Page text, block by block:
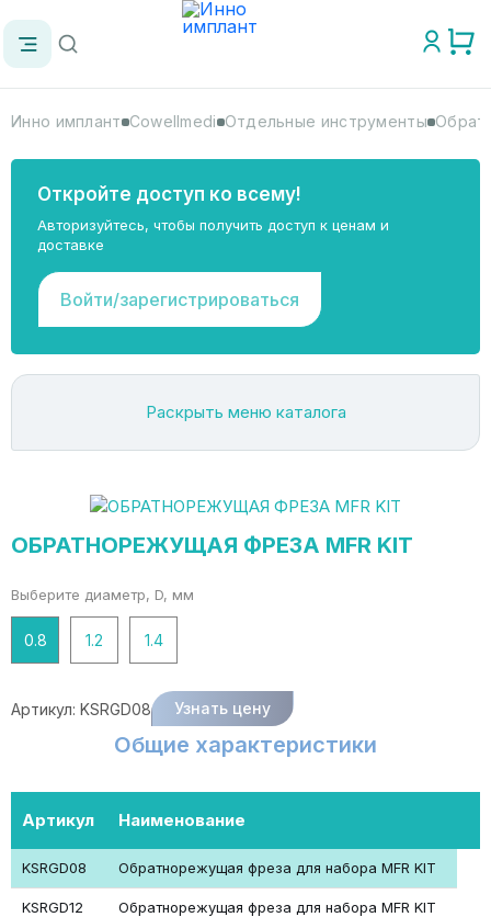
Инно имплант Cowellmedi Отдельные инструменты
Откройте доступ ко всему!
Авторизуйтесь, чтобы получить доступ к ценам и
доставке
Войти/зарегистрироваться
Раскрыть меню каталога
ОБРАТНОРЕЖУЩАЯ ФРЕЗА MFR KIT
Выберите диаметр, D, мм
0.8 1.2 1.4
Артикул: KSRGD08 Узнать цену
Общие характеристики
Артикул Наименование
KSRGD08 Обратнорежущая фреза для набора MFR KIT
KSRGD12 Обратнорежущая фреза для набора MFR KIT